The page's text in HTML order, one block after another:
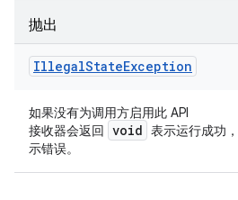
抛出
IllegalStateException
如果没有为调用方启用此 API
接收器会返回 void 表示运行成功
示错误。